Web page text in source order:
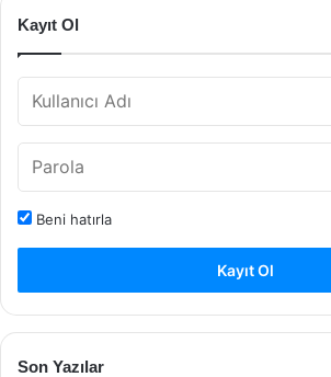
Kayıt Ol
Beni hatırla
Kayıt Ol
Son Yazılar